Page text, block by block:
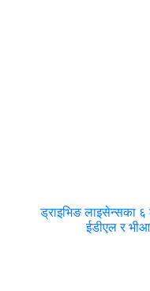
ड्राइभिङ लाइसेन्सका
ईडीएल र